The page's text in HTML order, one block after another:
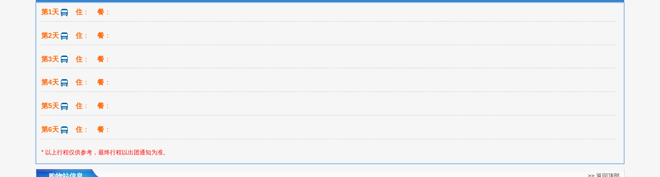
第1天 住 ： 餐 ：
第2天 住 ： 餐 ：
第3天 住 ： 餐 ：
第4天 住 ： 餐 ：
第5天 住 ： 餐 ：
第6天 住 ： 餐 ：
* 以上行程仅供参考，最终行程以出团通知为准。